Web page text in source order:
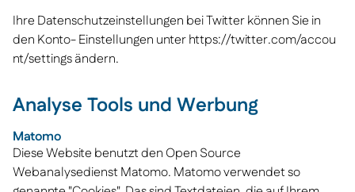
Ihre Datenschutzeinstellungen bei Twitter können Sie in
den Konto- Einstellungen unterhttps://twitter.com/accou
nt/settingsändern.
Analyse Tools und Werbung
Matomo
Diese Website benutzt den Open Source
Webanalysedienst Matomo. Matomo verwendet so